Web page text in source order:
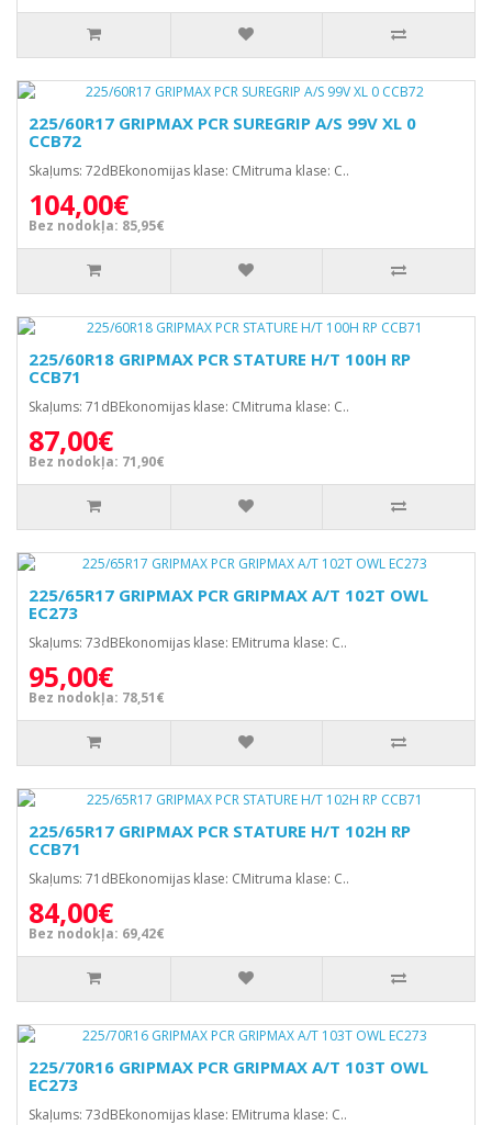
225/60R17 GRIPMAX PCR SUREGRIP A/S 99V XL 0
CCB72
Skaļums: 72dBEkonomijas klase: CMitruma klase: C..
104,00€
Bez nodokļa: 85,95€
225/60R18 GRIPMAX PCR STATURE H/T 100H RP
CCB71
Skaļums: 71dBEkonomijas klase: CMitruma klase: C..
87,00€
Bez nodokļa: 71,90€
225/65R17 GRIPMAX PCR GRIPMAX A/T 102T OWL
EC273
Skaļums: 73dBEkonomijas klase: EMitruma klase: C..
95,00€
Bez nodokļa: 78,51€
225/65R17 GRIPMAX PCR STATURE H/T 102H RP
CCB71
Skaļums: 71dBEkonomijas klase: CMitruma klase: C..
84,00€
Bez nodokļa: 69,42€
225/70R16 GRIPMAX PCR GRIPMAX A/T 103T OWL
EC273
Skaļums: 73dBEkonomijas klase: EMitruma klase: C..